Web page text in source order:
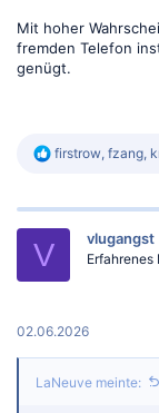
Mit hoher
fremden Telefon
genügt.
R
k
i
:
firstrow, fzang,
V vlugangst
Erfahrenes
02.06.2026
LaNeuve meinte: